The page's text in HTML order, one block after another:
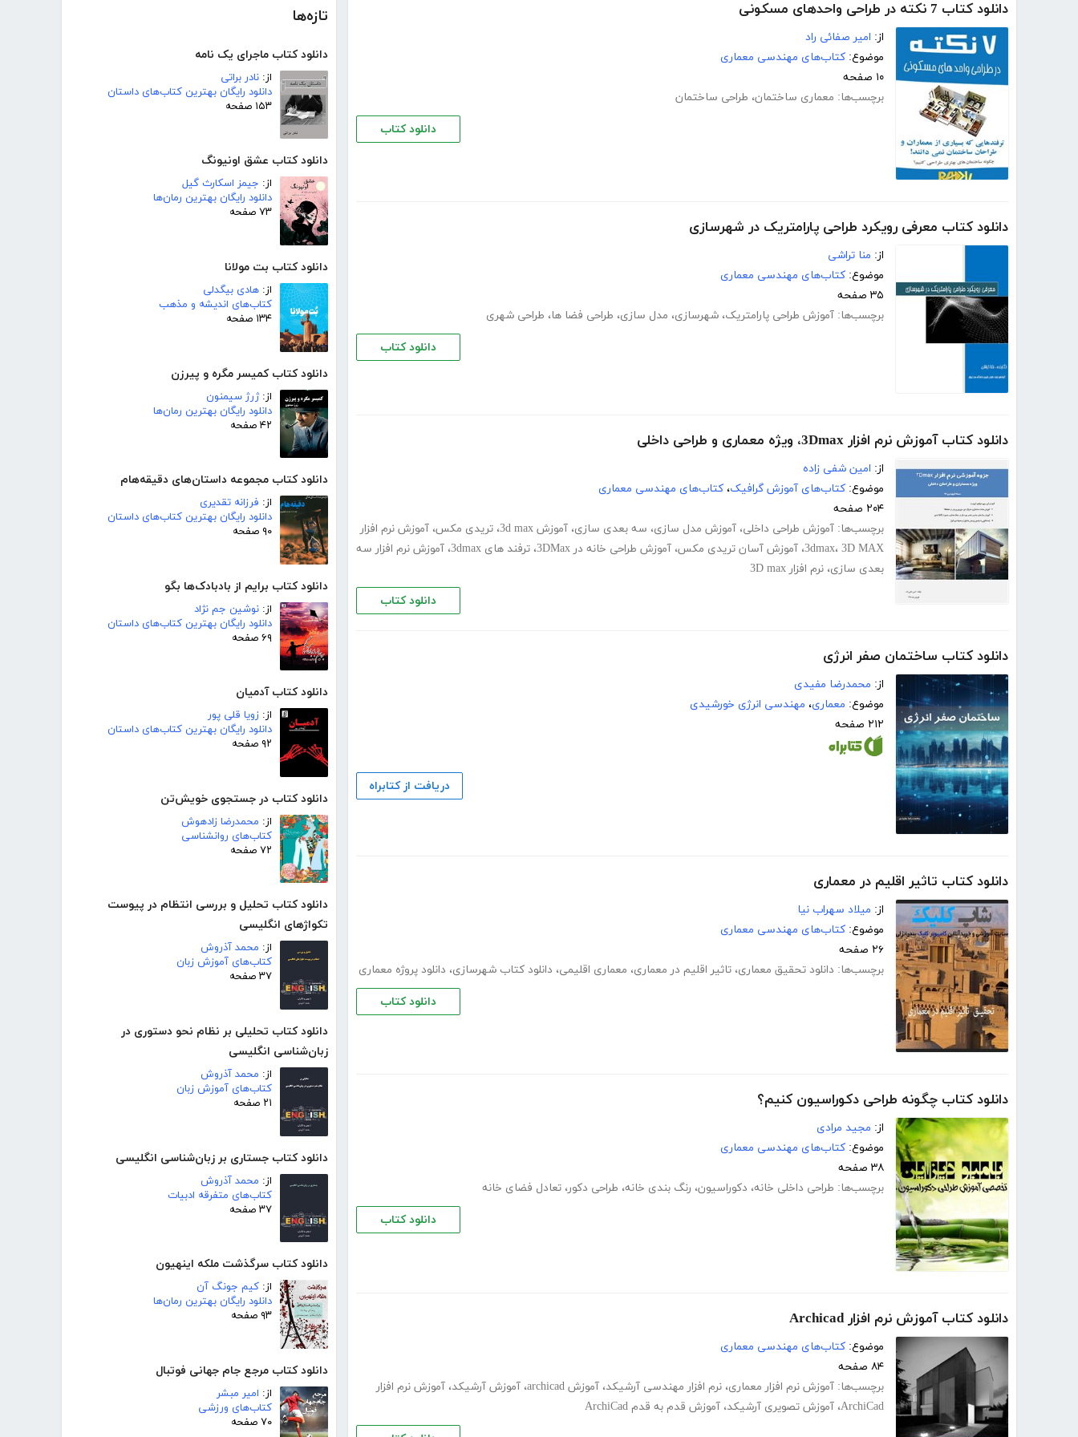
تازه‌ها
دانلود کتاب ماجرای یک نامه
از: نادر براتی
دانلود رایگان بهترین کتاب‌های داستان
۱۵۳ صفحه
دانلود کتاب عشق اونیونگ
از: جیمز اسکارث گیل
دانلود رایگان بهترین رمان‌ها
۷۳ صفحه
دانلود کتاب بت مولانا
از: هادی بیگدلی
کتاب‌های اندیشه و مذهب
۱۳۴ صفحه
دانلود کتاب کمیسر مگره و پیرزن
از:ژرژ سیمنون
دانلود رایگان بهترین رمان‌ها
۴۲ صفحه
دانلود کتاب مجموعه داستان‌های دقیقه‌هام
از: فرزانه تقدیری
دانلود رایگان بهترین کتاب‌های داستان
۹۰ صفحه
دانلود کتاب برایم از بادبادک‌ها بگو
از: نوشین جم نژاد
دانلود رایگان بهترین کتاب‌های داستان
۶۹ صفحه
دانلود کتاب آدمیان
از: زویا قلی پور
دانلود رایگان بهترین کتاب‌های داستان
۹۲ صفحه
دانلود کتاب در جستجوی خویش‌تن
از: محمدرضا زادهوش
کتاب‌های روانشناسی
۷۲ صفحه
دانلود کتاب تحلیل و بررسی انتظام در پیوست
تکواژهای انگلیسی
از: محمد آذروش
کتاب‌های آموزش زبان
۳۷ صفحه
دانلود کتاب تحلیلی بر نظام نحو دستوری در
زبان‌شناسی انگلیسی
از: محمد آذروش
کتاب‌های آموزش زبان
۲۱ صفحه
دانلود کتاب جستاری بر زبان‌شناسی انگلیسی
از: محمد آذروش
کتاب‌های متفرقه ادبیات
۳۷ صفحه
دانلود کتاب سرگذشت ملکه اینهیون
از: کیم جونگ آن
دانلود رایگان بهترین رمان‌ها
۹۳ صفحه
دانلود کتاب مرجع جام جهانی فوتبال
از: امیر مبشر
کتاب‌های ورزشی
۷۰ صفحه
دانلود کتاب 7 نکته در طراحی واحدهای مسکونی
از: امیر صفائی راد
موضوع: کتاب‌های مهندسی معماری
۱۰ صفحه
برچسب‌ها: معماری ساختمان، طراحی ساختمان
دانلود کتاب
دانلود کتاب معرفی رویکرد طراحی پارامتریک در شهرسازی
از: منا تراشی
موضوع: کتاب‌های مهندسی معماری
۳۵ صفحه
برچسب‌ها: آموزش طراحی پارامتریک، شهرسازی، مدل سازی، طراحی فضا ها، طراحی شهری
دانلود کتاب
دانلود کتاب آموزش نرم افزار 3Dmax، ویژه معماری و طراحی داخلی
از: امین شفی زاده
موضوع: کتاب‌های آموزش گرافیک، کتاب‌های مهندسی معماری
۲۰۴ صفحه
برچسب‌ها: آموزش طراحی داخلی، آموزش مدل سازی، سه بعدی سازی، آموزش 3d max ، تریدی مکس، آموزش نرم افزار
3dmax، 3D MAX ، آموزش آسان تریدی مکس، آموزش طراحی خانه در 3DMax ، ترفند های 3dmax ، آموزش نرم افزار سه
بعدی سازی، نرم افزار 3D max
دانلود کتاب
دانلود کتاب ساختمان صفر انرژی
از: محمدرضا مفیدی
موضوع: معماری، مهندسی انرژی خورشیدی
۲۱۲ صفحه
دریافت از کتابراه
دانلود کتاب تاثیر اقلیم در معماری
از: میلاد سهراب نیا
موضوع: کتاب‌های مهندسی معماری
۲۶ صفحه
برچسب‌ها: دانلود تحقیق معماری، تاثیر اقلیم در معماری، معماری اقلیمی، دانلود کتاب شهرسازی، دانلود پروژه معماری
دانلود کتاب
دانلود کتاب چگونه طراحی دکوراسیون کنیم؟
از: مجید مرادی
موضوع: کتاب‌های مهندسی معماری
۳۸ صفحه
برچسب‌ها: طراحی داخلی خانه، دکوراسیون، رنگ بندی خانه، طراحی دکور، تعادل فضای خانه
دانلود کتاب
دانلود کتاب آموزش نرم افزار Archicad
موضوع: کتاب‌های مهندسی معماری
۸۴ صفحه
برچسب‌ها: آموزش نرم افزار معماری، نرم افزار مهندسی آرشیکد، آموزش archicad ، آموزش آرشیکد، آموزش نرم افزار
ArchiCad، آموزش تصویری آرشیکد، آموزش قدم به قدم ArchiCad